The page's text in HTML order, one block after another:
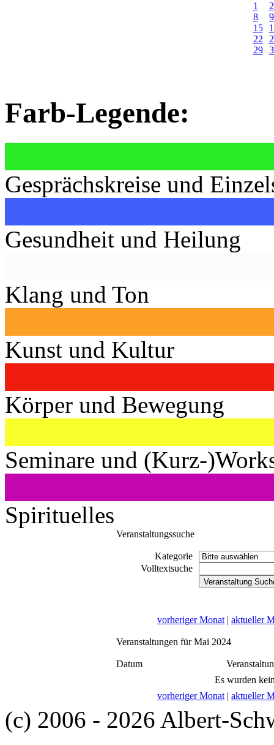
1
2
8
9
15
22
29
Farb-Legende:
Gesprächskreise und
Gesundheit und Heilung
Klang und Ton
Kunst und Kultur
Körper und Bewegung
Seminare und (Kurz-
Spirituelles
Veranstaltungssuche
Kategorie
Volltextsuche
vorheriger Monat | aktueller
Veranstaltungen für Mai 2024
Datum
Es wurden
vorheriger Monat | aktueller
(c) 2006 - 2026 Albert-